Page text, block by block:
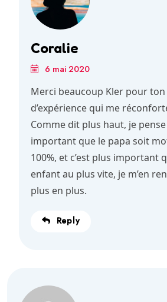
Coralie
6 mai 2020
Merci beaucoup Kler pour
d’expérience qui me
Comme dit plus haut, je pense
important que le papa soit
100%, et c’est plus important
enfant au plus vite, je m’en
plus en plus.
Reply